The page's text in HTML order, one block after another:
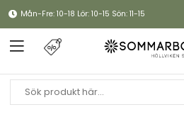
Mån-Fre: 10-18 Lör: 10-15 Sön: 11-15